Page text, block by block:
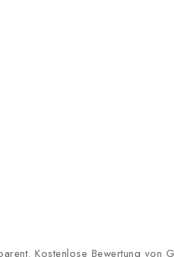
Kostenlose Bewertung von